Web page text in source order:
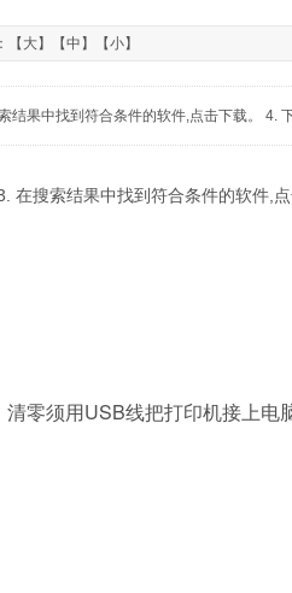
【 大】【中 】【小】
结果中找到符合条件的软件,点击下载。 4.
在搜索结果中找到符合条件的软件,
清零须用USB线把打印机接上电